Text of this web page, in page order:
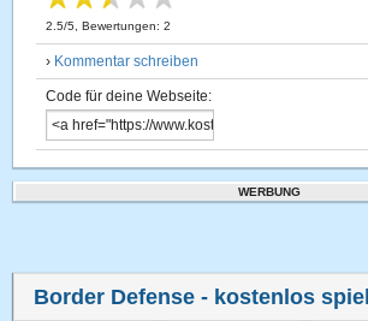
2.5/5 , Bewertungen:2
› Kommentar schreiben
Code für deine Webseite:
WERBUNG
Border Defense - kostenlos